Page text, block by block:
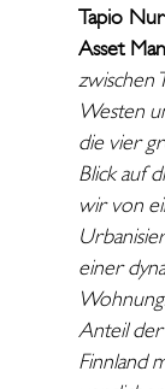
Tapio
Asset
zwischen
Westen
die vier
Blick auf
wir von
einer
Anteil der
Finnland